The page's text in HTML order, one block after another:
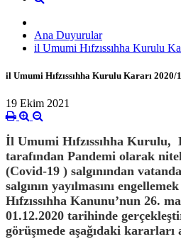
Ana Duyurular
il Umumi Hıfzıssıhha Kurulu
il Umumi Hıfzıssıhha Kurulu Kararı 2020/
19 Ekim 2021
İl Umumi Hıfzıssıhha Kurulu,
tarafından Pandemi olarak
(Covid-19 ) salgınından
salgının yayılmasını
Hıfzıssıhha Kanunu’nun 26.
01.12.2020 tarihinde
görüşmede aşağıdaki kararları